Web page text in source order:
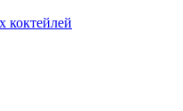
коктейлей